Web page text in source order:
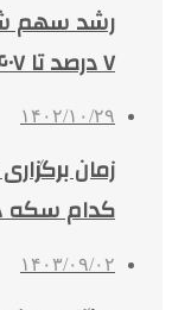
۷ درصد تا ۱۴۰۷
۱۴۰۲/۱۰/۲۹
کدام سکه
۱۴۰۳/۰۹/۰۲